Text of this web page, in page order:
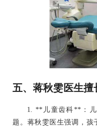
五、蒋秋雯医生
1. **儿童齿科**：
题。蒋秋雯医生强调，孩